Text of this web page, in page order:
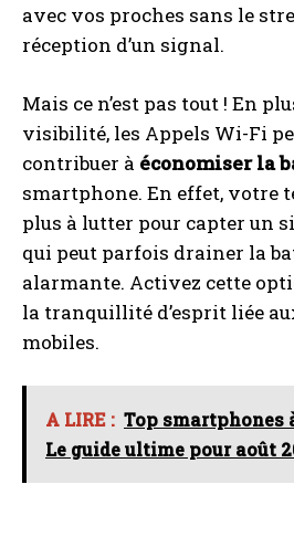
avec vos proches sans le
réception d’un signal.
Mais ce n’est pas tout ! En
visibilité, les Appels Wi-Fi
contribuer à économiser la
smartphone. En effet, votre
plus à lutter pour capter un
qui peut parfois drainer la
alarmante. Activez cette
la tranquillité d’esprit liée
mobiles.
A LIRE : Top smartphones
Le guide ultime pour août